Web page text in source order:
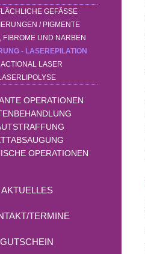
GEFÄSSE
/ PIGMENTE
FIBROME UND NARBEN
- LASEREPILATION
LASER
OPERATIONEN
OPERATIONEN
AKTUELLES
TERMINE
GUTSCHEIN